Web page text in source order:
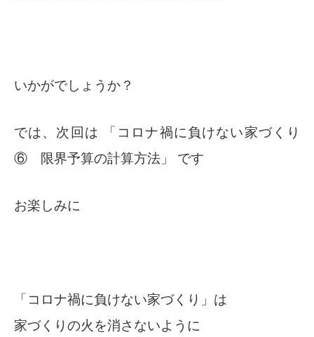
いかがでしょうか？
では、次回は 「コロナ禍に負けない家づくり
⑥ 限界予算の計算方法」 です
お楽しみに
「コロナ禍に負けない家づくり」は
家づくりの火を消さないように